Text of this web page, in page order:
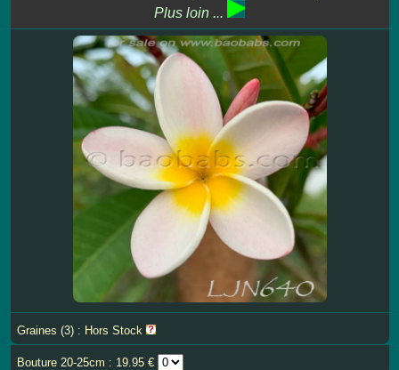
Plus loin ...
Graines (3) : Hors Stock
Bouture 20-25cm : 19.95 €